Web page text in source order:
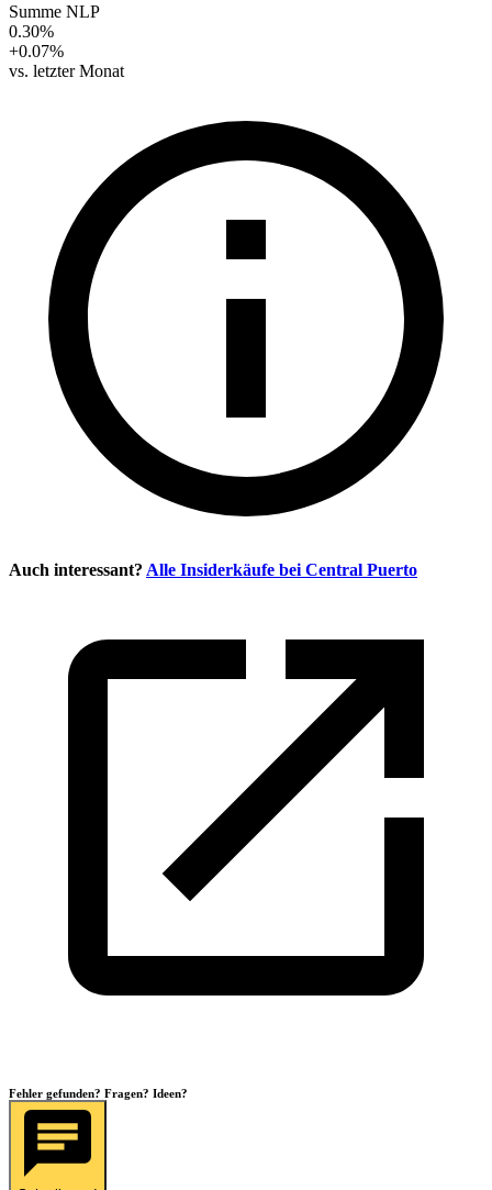
Summe NLP
0.30%
+0.07%
vs. letzter Monat
Auch interessant? Alle Insiderkäufe bei Central Puerto
Fehler gefunden? Fragen? Ideen?